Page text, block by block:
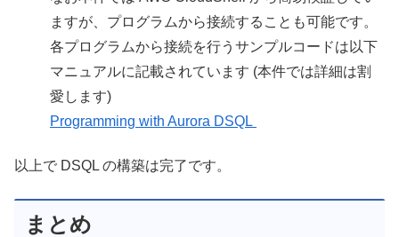
ますが、プログラムから接続することも可能です。
各プログラムから接続を行うサンプルコードは以下
マニュアルに記載されています (本件では詳細は割
愛します)
Programming with Aurora DSQL
以上で DSQL の構築は完了です。
まとめ